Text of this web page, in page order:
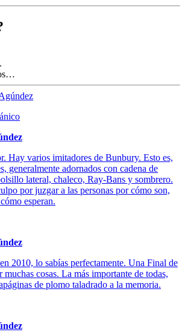
Hay varios imitadores de Bunbury. Esto es,
generalmente adornados con cadena de
lateral, chaleco, Ray-Bans y sombrero.
por juzgar a las personas por cómo son,
esperan.
2010, lo sabías perfectamente. Una Final de
cosas. La más importante de todas,
de plomo taladrado a la memoria.